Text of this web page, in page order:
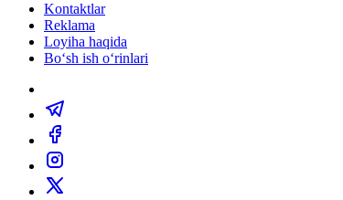
Kontaktlar
Reklama
Loyiha haqida
Bo‘sh ish o‘rinlari